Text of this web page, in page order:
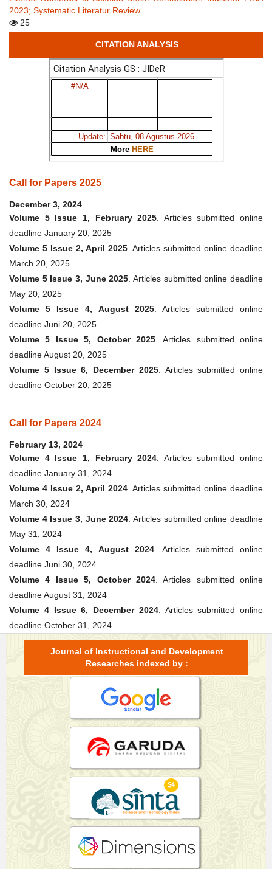
2023; Systematic Literatur Review
25
CITATION ANALYSIS
Call for Papers 2025
December 3, 2024
Volume 5 Issue 1, February 2025. Articles submitted online
deadline January 20, 2025
Volume 5 Issue 2, April 2025. Articles submitted online deadline
March 20, 2025
Volume 5 Issue 3, June 2025. Articles submitted online deadline
May 20, 2025
Volume 5 Issue 4, August 2025. Articles submitted online
deadline Juni 20, 2025
Volume 5 Issue 5, October 2025. Articles submitted online
deadline August 20, 2025
Volume 5 Issue 6, December 2025. Articles submitted online
deadline October 20, 2025
Call for Papers 2024
February 13, 2024
Volume 4 Issue 1, February 2024 . Articles submitted online
deadline January 31, 2024
Volume 4 Issue 2, April 2024 . Articles submitted online deadline
March 30, 2024
Volume 4 Issue 3, June 2024 . Articles submitted online deadline
May 31, 2024
Volume 4 Issue 4, August 2024. Articles submitted online
deadline Juni 30, 2024
Volume 4 Issue 5, October 2024. Articles submitted online
deadline August 31, 2024
Volume 4 Issue 6, December 2024. Articles submitted online
deadline October 31, 2024
Journal of Instructional and Development
Researches indexed by :